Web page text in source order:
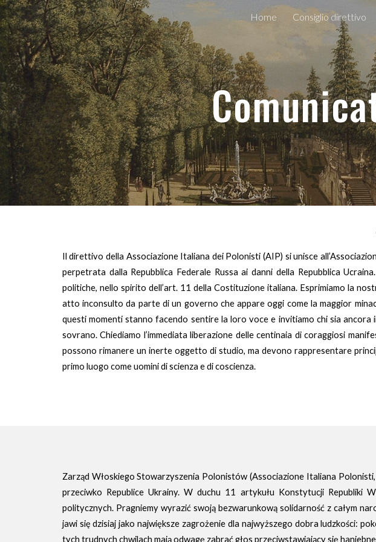
Skip to main content
Home Consiglio direttivo
Il direttivo della Associazione Italiana dei Polonisti (AIP) si unisce
perpetrata dalla Repubblica Federale Russa ai danni della Repubblica
politiche, nello spirito dell’art. 11 della Costituzione italiana. Esprimiamo la
atto inconsulto da parte di un governo che appare oggi come la maggior
questi momenti stanno facendo sentire la loro voce e invitiamo chi sia
sovrano. Chiediamo l’immediata liberazione delle centinaia di coraggiosi
possono rimanere un inerte oggetto di studio, ma devono rappresentare
primo luogo come uomini di scienza e di coscienza.
Zarząd Włoskiego Stowarzyszenia Polonistów (Associazione Italiana
przeciwko Republice Ukrainy. W duchu 11 artykułu Konstytucji Republiki
politycznych. Pragniemy wyrazić swoją bezwarunkową solidarność z całym
jawi się dzisiaj jako największe zagrożenie dla najwyższego dobra ludzkości:
tych trudnych chwilach mają odwagę zabrać głos przeciwstawiający się